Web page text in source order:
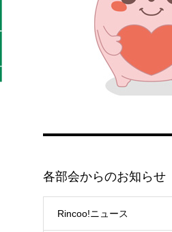
各部会からのお知らせ
Rincoo!ニュース